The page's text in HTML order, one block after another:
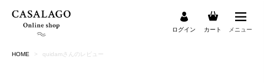
ログイン カート メニュー
HOME quidamさんのレビュー